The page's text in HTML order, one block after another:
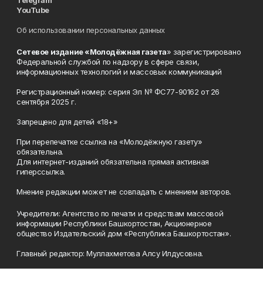
YouTube
Об использовании персональных данных
Сетевое издание «Молодёжная газета» зарегистрировано
Федеральной службой по надзору в сфере связи,
информационных технологий и массовых коммуникаций
Регистрационный номер: серия Эл № ФС77-90162 от 26
сентября 2025 г.
Запрещено для детей «18+»
При перепечатке ссылка на «Молодёжную газету»
обязательна.
Для интернет-изданий обязательна прямая активная
гиперссылка.
Мнение редакции может не совпадать с мнением авторов.
Учредители: Агентство по печати и средствам массовой
информации Республики Башкортостан, Акционерное
общество Издательский дом «Республика Башкортостан».
Главный редактор: Муллахметова Алсу Илдусовна.